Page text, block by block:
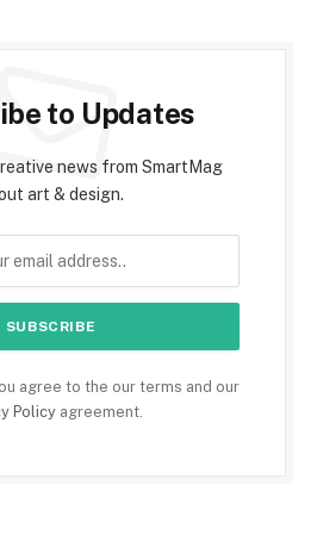
to Updates
news from SmartMag
art & design.
agree to the our terms and our
Policyagreement.